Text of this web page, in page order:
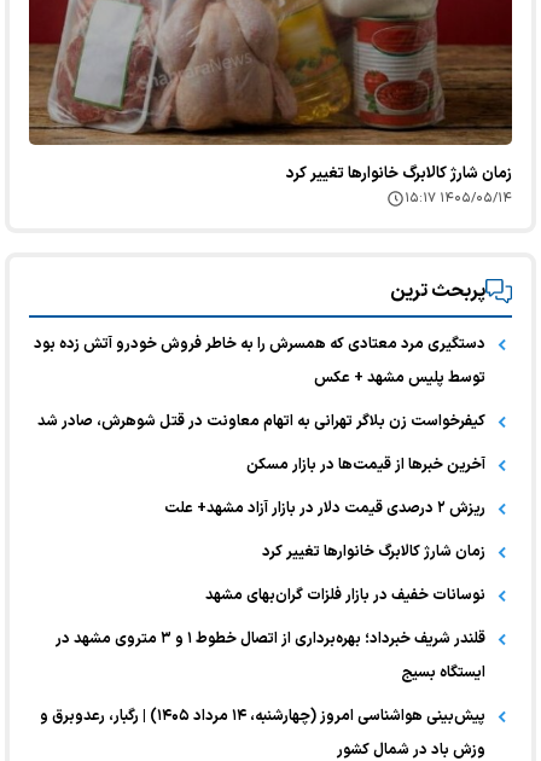
زمان شارژ کالابرگ خانوارها تغییر کرد
۱۴۰۵/۰۵/۱۴ ۱۵:۱۷
پربحث ترین
دستگیری مرد معتادی که همسرش را به خاطر فروش خودرو آتش زده بود
توسط پلیس مشهد + عکس
کیفرخواست زن بلاگر تهرانی به اتهام معاونت در قتل شوهرش، صادر شد
آخرین خبر‌ها از قیمت‌ها در بازار مسکن
ریزش ۲ درصدی قیمت دلار در بازار آزاد مشهد+ علت
زمان شارژ کالابرگ خانوارها تغییر کرد
نوسانات خفیف در بازار فلزات گران‌بهای مشهد
قلندر شریف خبرداد؛ بهره‌برداری از اتصال خطوط ۱ و ۳ متروی مشهد در
ایستگاه بسیج
پیش‌بینی هواشناسی امروز (چهارشنبه، ۱۴ مرداد ۱۴۰۵) | رگبار، رعدوبرق و
وزش باد در شمال کشور